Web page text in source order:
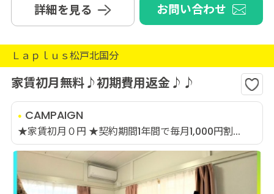
詳細を見る お問い合わせ
Ｌａｐｌｕｓ松戸北国分
家賃初月無料♪初期費用返金♪♪
CAMPAIGN
★家賃初月０円 ★契約期間1年間で毎月1,000円割...